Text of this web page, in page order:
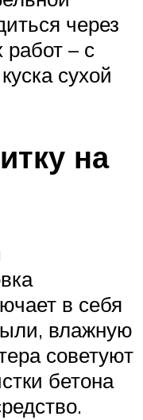
через
работ – с
сухой
на
в себя
влажную
советуют
бетона